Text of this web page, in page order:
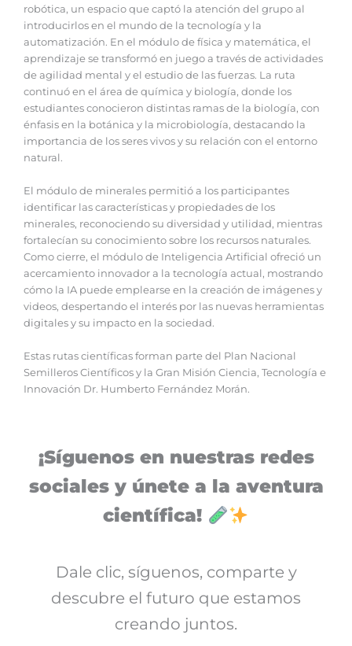
robótica, un espacio que captó la atención del grupo al
introducirlos en el mundo de la tecnología y la
automatización. En el módulo de física y matemática, el
aprendizaje se transformó en juego a través de actividades
de agilidad mental y el estudio de las fuerzas. La ruta
continuó en el área de química y biología, donde los
estudiantes conocieron distintas ramas de la biología, con
énfasis en la botánica y la microbiología, destacando la
importancia de los seres vivos y su relación con el entorno
natural.
El módulo de minerales permitió a los participantes
identificar las características y propiedades de los
minerales, reconociendo su diversidad y utilidad, mientras
fortalecían su conocimiento sobre los recursos naturales.
Como cierre, el módulo de Inteligencia Artificial ofreció un
acercamiento innovador a la tecnología actual, mostrando
cómo la IA puede emplearse en la creación de imágenes y
videos, despertando el interés por las nuevas herramientas
digitales y su impacto en la sociedad.
Estas rutas científicas forman parte del Plan Nacional
Semilleros Científicos y la Gran Misión Ciencia, Tecnología e
Innovación Dr. Humberto Fernández Morán.
¡Síguenos en nuestras redes
sociales y únete a la aventura
científica!
Dale clic, síguenos, comparte y
descubre el futuro que estamos
creando juntos.